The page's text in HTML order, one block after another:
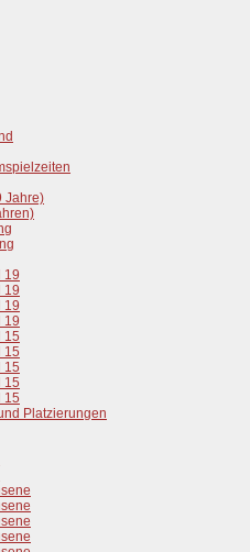
Jahre)
19
19
19
19
15
15
15
15
15
Platzierungen